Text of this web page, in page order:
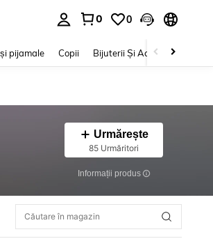
0 0
pijamale Copii Bijuterii Și Accesorii
Urmărește
85 Urmăritori
Informații produs